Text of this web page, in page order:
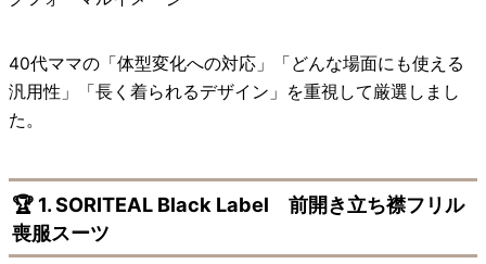
40代ママの「体型変化への対応」「どんな場面にも使える
汎用性」「長く着られるデザイン」を重視して厳選しまし
た。
🏆 1. SORITEAL Black Label 前開き立ち襟フリル
喪服スーツ